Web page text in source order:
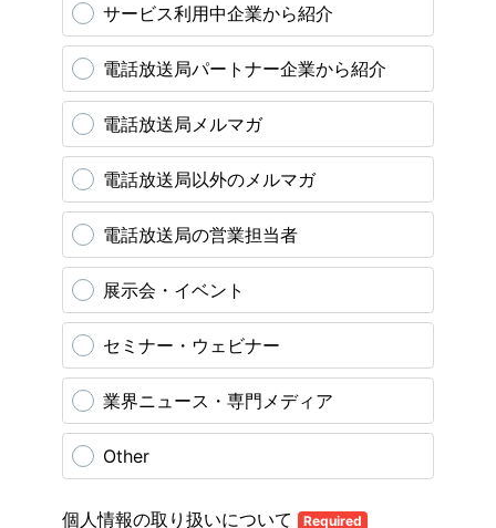
サービス利用中企業から紹介
電話放送局パートナー企業から紹介
電話放送局メルマガ
電話放送局以外のメルマガ
電話放送局の営業担当者
展示会・イベント
セミナー・ウェビナー
業界ニュース・専門メディア
Other
個人情報の取り扱いについて Required